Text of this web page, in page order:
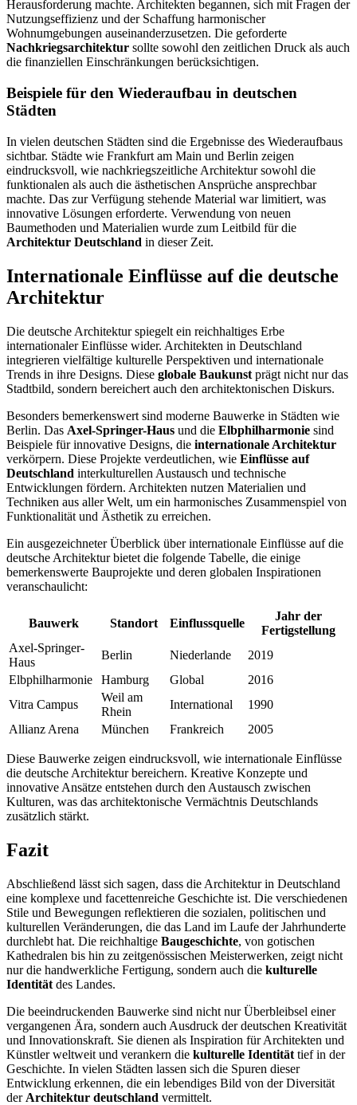
Herausforderung machte. Architekten begannen, sich mit Fragen der
Nutzungseffizienz und der Schaffung harmonischer
Wohnumgebungen auseinanderzusetzen. Die geforderte
Nachkriegsarchitektur sollte sowohl den zeitlichen Druck als auch
die finanziellen Einschränkungen berücksichtigen.
Beispiele für den Wiederaufbau in deutschen
Städten
In vielen deutschen Städten sind die Ergebnisse des Wiederaufbaus
sichtbar. Städte wie Frankfurt am Main und Berlin zeigen
eindrucksvoll, wie nachkriegszeitliche Architektur sowohl die
funktionalen als auch die ästhetischen Ansprüche ansprechbar
machte. Das zur Verfügung stehende Material war limitiert, was
innovative Lösungen erforderte. Verwendung von neuen
Baumethoden und Materialien wurde zum Leitbild für die
Architektur Deutschland in dieser Zeit.
Internationale Einflüsse auf die deutsche
Architektur
Die deutsche Architektur spiegelt ein reichhaltiges Erbe
internationaler Einflüsse wider. Architekten in Deutschland
integrieren vielfältige kulturelle Perspektiven und internationale
Trends in ihre Designs. Diese globale Baukunst prägt nicht nur das
Stadtbild, sondern bereichert auch den architektonischen Diskurs.
Besonders bemerkenswert sind moderne Bauwerke in Städten wie
Berlin. Das Axel-Springer-Haus und die Elbphilharmonie sind
Beispiele für innovative Designs, die internationale Architektur
verkörpern. Diese Projekte verdeutlichen, wie Einflüsse auf
Deutschland interkulturellen Austausch und technische
Entwicklungen fördern. Architekten nutzen Materialien und
Techniken aus aller Welt, um ein harmonisches Zusammenspiel von
Funktionalität und Ästhetik zu erreichen.
Ein ausgezeichneter Überblick über internationale Einflüsse auf die
deutsche Architektur bietet die folgende Tabelle, die einige
bemerkenswerte Bauprojekte und deren globalen Inspirationen
veranschaulicht:
Bauwerk Standort Einflussquelle
Jahr der
Fertigstellung
Axel-Springer-
Haus
Berlin Niederlande
2019
Elbphilharmonie
Hamburg Global
2016
Vitra Campus
Weil am
Rhein
International
1990
Allianz Arena
München Frankreich 2005
Diese Bauwerke zeigen eindrucksvoll, wie internationale Einflüsse
die deutsche Architektur bereichern. Kreative Konzepte und
innovative Ansätze entstehen durch den Austausch zwischen
Kulturen, was das architektonische Vermächtnis Deutschlands
zusätzlich stärkt.
Fazit
Abschließend lässt sich sagen, dass die Architektur in Deutschland
eine komplexe und facettenreiche Geschichte ist. Die verschiedenen
Stile und Bewegungen reflektieren die sozialen, politischen und
kulturellen Veränderungen, die das Land im Laufe der Jahrhunderte
durchlebt hat. Die reichhaltige Baugeschichte, von gotischen
Kathedralen bis hin zu zeitgenössischen Meisterwerken, zeigt nicht
nur die handwerkliche Fertigung, sondern auch die kulturelle
Identität des Landes.
Die beeindruckenden Bauwerke sind nicht nur Überbleibsel einer
vergangenen Ära, sondern auch Ausdruck der deutschen Kreativität
und Innovationskraft. Sie dienen als Inspiration für Architekten und
Künstler weltweit und verankern die kulturelle Identität tief in der
Geschichte. In vielen Städten lassen sich die Spuren dieser
Entwicklung erkennen, die ein lebendiges Bild von der Diversität
der Architektur deutschland vermittelt.